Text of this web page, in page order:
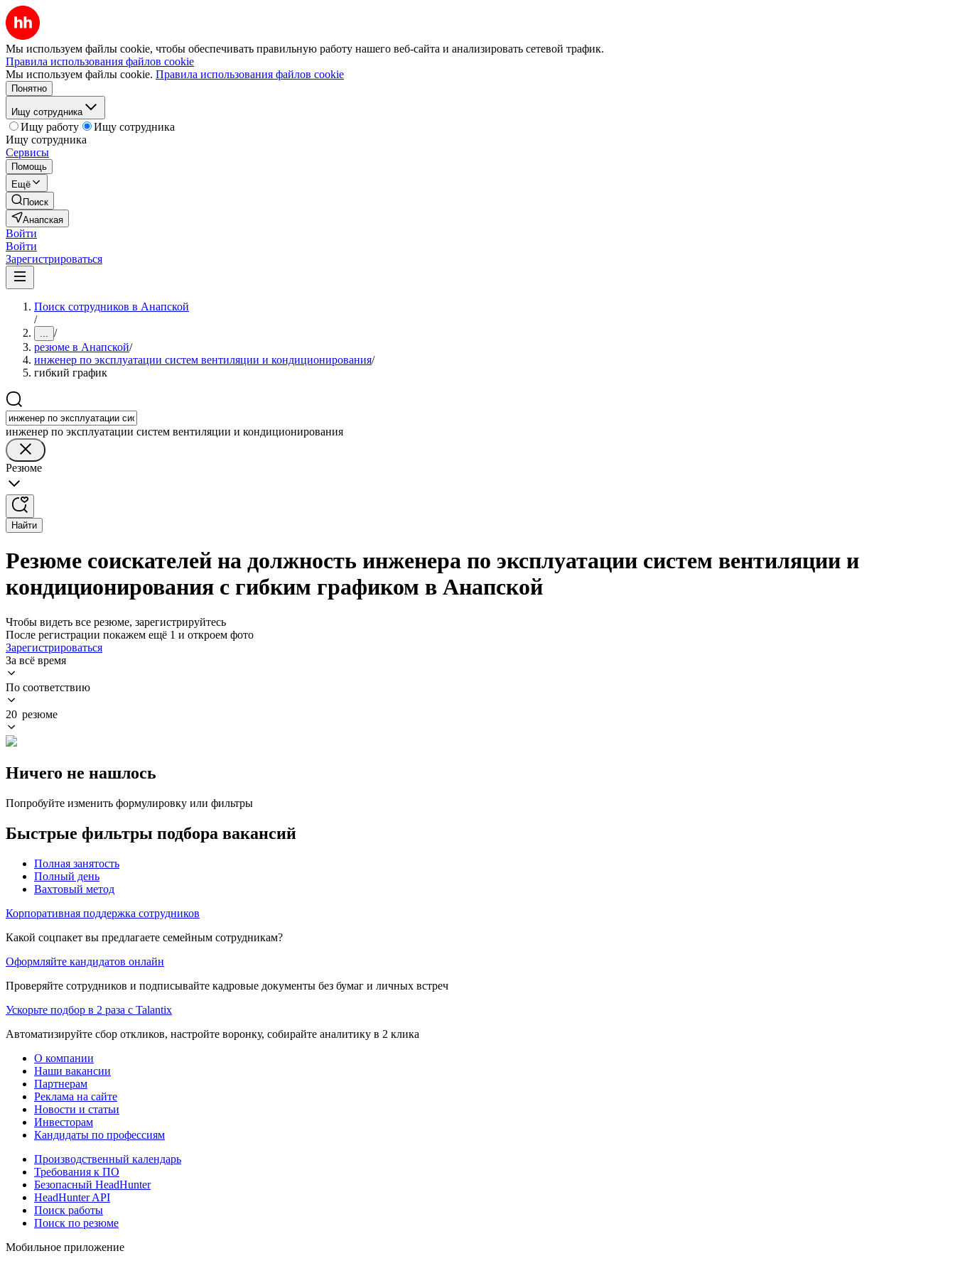
Мы используем файлы cookie, чтобы обеспечивать правильную работу нашего веб-сайта и анализировать сетевой трафик.
Правила использования файлов cookie
Мы используем файлы cookie. Правила использования файлов cookie
Понятно
Ищу сотрудника
Ищу работу
Ищу сотрудника
Ищу сотрудника
Сервисы
Помощь
Ещё
Поиск
Анапская
Войти
Войти
Зарегистрироваться
Поиск сотрудников в Анапской
/
... /
резюме в Анапской/
инженер по эксплуатации систем вентиляции и кондиционирования/
гибкий график
инженер по эксплуатации систем вентиляции и кондиционирования
Резюме
Найти
Резюме соискателей на должность инженера по эксплуатации систем вентиляции и
кондиционирования с гибким графиком в Анапской
Чтобы видеть все резюме, зарегистрируйтесь
После регистрации покажем ещё 1 и откроем фото
Зарегистрироваться
За всё время
По соответствию
20 резюме
Ничего не нашлось
Попробуйте изменить формулировку или фильтры
Быстрые фильтры подбора вакансий
Полная занятость
Полный день
Вахтовый метод
Корпоративная поддержка сотрудников
Какой соцпакет вы предлагаете семейным сотрудникам?
Оформляйте кандидатов онлайн
Проверяйте сотрудников и подписывайте кадровые документы без бумаг и личных встреч
Ускорьте подбор в 2 раза с Talantix
Автоматизируйте сбор откликов, настройте воронку, собирайте аналитику в 2 клика
О компании
Наши вакансии
Партнерам
Реклама на сайте
Новости и статьи
Инвесторам
Кандидаты по профессиям
Производственный календарь
Требования к ПО
Безопасный HeadHunter
HeadHunter API
Поиск работы
Поиск по резюме
Мобильное приложение